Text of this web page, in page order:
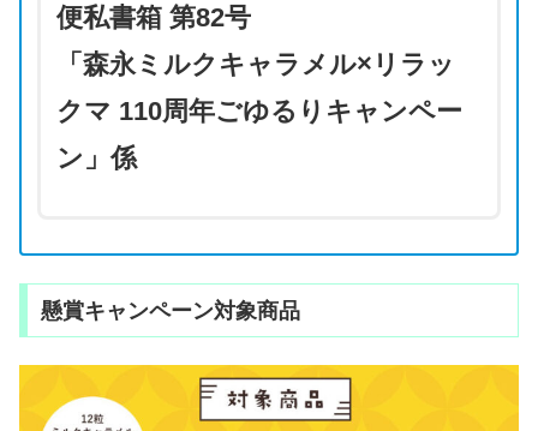
便私書箱 第82号
「森永ミルクキャラメル×リラッ
クマ 110周年ごゆるりキャンペー
ン」係
懸賞キャンペーン対象商品